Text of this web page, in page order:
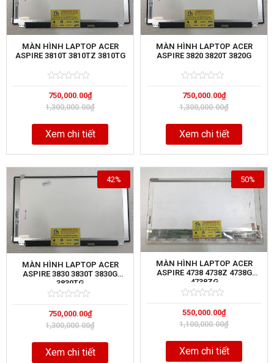
MÀN HÌNH LAPTOP ACER
ASPIRE 3810T 3810TZ 3810TG
0
out
of
1,300,000.00₫
750,000.00₫
Xem chi tiết
MÀN HÌNH LAPTOP ACER
ASPIRE 3820 3820T 3820G
0
out
of
1,300,000.00₫
750,000.00₫
Xem chi tiết
MÀN HÌNH LAPTOP ACER
ASPIRE 3830 3830T 3830G
3830TG
0
out
of
1,300,000.00₫
750,000.00₫
42%
Xem chi tiết
MÀN HÌNH LAPTOP ACER
ASPIRE 4738 4738Z 4738G
4738ZG
0
out
of
1,100,000.00₫
550,000.00₫
50%
Xem chi tiết